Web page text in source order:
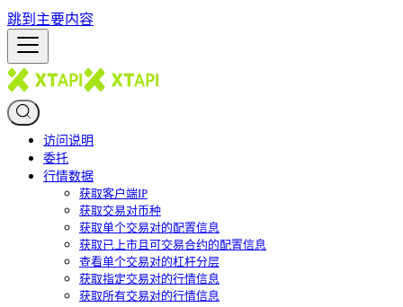
跳到主要内容
访问说明
委托
行情数据
获取客户端IP
获取交易对币种
获取单个交易对的配置信息
获取已上市且可交易合约的配置信息
查看单个交易对的杠杆分层
获取指定交易对的行情信息
获取所有交易对的行情信息